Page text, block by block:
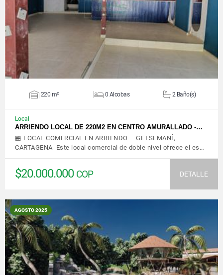
VER DETALLES
220 m² 0 Alcobas 2 Baño(s)
Local
ARRIENDO LOCAL DE 220M2 EN CENTRO AMURALLADO -…
🏪 LOCAL COMERCIAL EN ARRIENDO – GETSEMANÍ,
CARTAGENA Este local comercial de doble nivel ofrece el es…
$20.000.000 COP DETALLE
AGOSTO 2025
VER DETALLES